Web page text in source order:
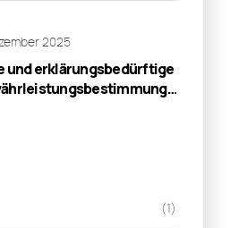
2025
und erklärungsbedürftige
(1)